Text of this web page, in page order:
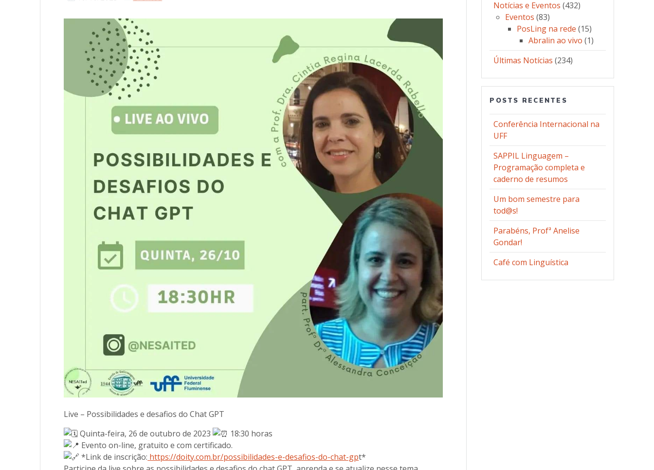
Live – Possibilidades e desafios do Chat GPT
Quinta-feira, 26 de outubro de 2023
18:30 horas
Evento on-line, gratuito e com certificado.
*Link de inscrição: https://doity.com.br/possibilidades-e-desafios-do-chat-gpt*
Notícias e Eventos (432)
Eventos (83)
PosLing na rede (15)
Abralin ao vivo (1)
Últimas Notícias (234)
POSTS RECENTES
Conferência Internacional na
UFF
SAPPIL Linguagem –
Programação completa e
caderno de resumos
Um bom semestre para
tod@s!
Parabéns, Profª Anelise
Gondar!
Café com Linguística